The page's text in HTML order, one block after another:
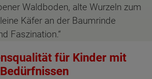
Waldboden, alte Wurzeln zum
Käfer an der Baumrinde
Faszination.“
für Kinder mit